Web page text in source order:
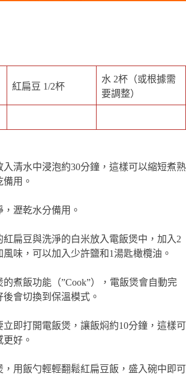
紅扁豆 1/2杯
水 2杯（或根據需
要調整）
入清水中浸泡約30分鐘，這樣可以縮短煮熟
用。
瀝乾水分備用。
紅扁豆與洗淨的白米放入電飯煲中，加入2
味，可以加入少許鹽和1湯匙橄欖油。
煮飯功能（”Cook”），電飯煲會自動完
會切換到保溫模式。
立即打開電飯煲，讓飯焖約10分鐘，這樣可
好。
，用飯勺輕輕翻鬆紅扁豆飯，盛入碗中即可